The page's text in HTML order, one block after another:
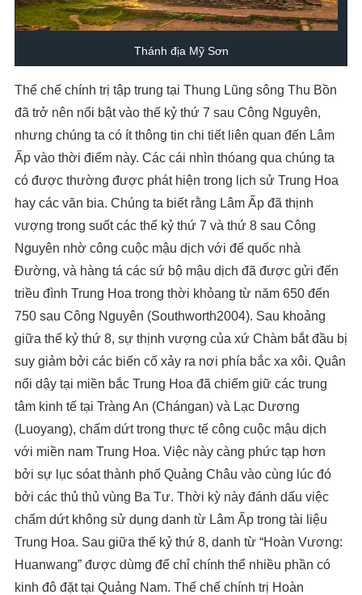
Thánh địa Mỹ Sơn
Thể chế chính trị tập trung tại Thung Lũng sông Thu Bồn
đã trở nên nổi bật vào thế kỷ thứ 7 sau Công Nguyên,
nhưng chúng ta có ít thông tin chi tiết liên quan đến Lâm
Ấp vào thời điểm này. Các cái nhìn thóang qua chúng ta
có được thường được phát hiện trong lịch sử Trung Hoa
hay các văn bia. Chúng ta biết rằng Lâm Ấp đã thịnh
vượng trong suốt các thế kỷ thứ 7 và thứ 8 sau Công
Nguyên nhờ công cuộc mậu dịch với đế quốc nhà
Đường, và hàng tá các sứ bộ mậu dịch đã được gửi đến
triều đình Trung Hoa trong thời khỏang từ năm 650 đến
750 sau Công Nguyên (Southworth2004). Sau khoảng
giữa thế kỷ thứ 8, sự thịnh vượng của xứ Chàm bắt đầu bị
suy giảm bởi các biến cố xảy ra nơi phía bắc xa xôi. Quân
nổi dậy tại miền bắc Trung Hoa đã chiếm giữ các trung
tâm kinh tế tại Tràng An (Chángan) và Lạc Dương
(Luoyang), chấm dứt trong thực tế công cuộc mậu dịch
với miền nam Trung Hoa. Việc này càng phức tạp hơn
bởi sự lục sóat thành phố Quảng Châu vào cùng lúc đó
bởi các thủ thủ vùng Ba Tư. Thời kỳ này đánh dấu việc
chấm dứt không sử dụng danh từ Lâm Ấp trong tài liệu
Trung Hoa. Sau giữa thế kỷ thứ 8, danh từ “Hoàn Vương:
Huanwang” được dùmg để chỉ chính thể nhiều phần có
kinh đô đặt tại Quảng Nam. Thế chế chính trị Hoàn